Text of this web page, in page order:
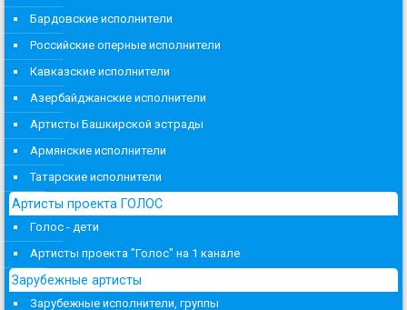
Бардовские исполнители
Российские оперные исполнители
Кавказские исполнители
Азербайджанские исполнители
Артисты Башкирской эстрады
Армянские исполнители
Татарские исполнители
Артисты проекта ГОЛОС
Голос - дети
Артисты проекта "Голос" на 1 канале
Зарубежные артисты
Зарубежные исполнители, группы